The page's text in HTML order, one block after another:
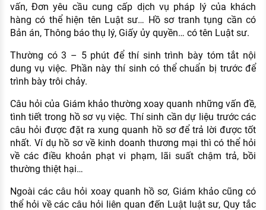
vấn, Đơn yêu cầu cung cấp dịch vụ pháp lý của khách
hàng có thể hiện tên Luật sư… Hồ sơ tranh tụng cần có
Bản án, Thông báo thụ lý, Giấy ủy quyền… có tên Luật sư.
Thường có 3 – 5 phút để thí sinh trình bày tóm tắt nội
dung vụ việc. Phần này thí sinh có thể chuẩn bị trước để
trình bày trôi chảy.
Câu hỏi của Giám khảo thường xoay quanh những vấn đề,
tình tiết trong hồ sơ vụ việc. Thí sinh cần dự liệu trước các
câu hỏi được đặt ra xung quanh hồ sơ để trả lời được tốt
nhất. Ví dụ hồ sơ về kinh doanh thương mại thì có thể hỏi
về các điều khoản phạt vi phạm, lãi suất chậm trả, bồi
thường thiệt hại…
Ngoài các câu hỏi xoay quanh hồ sơ, Giám khảo cũng có
thể hỏi về các câu hỏi liên quan đến Luật luật sư, Quy tắc